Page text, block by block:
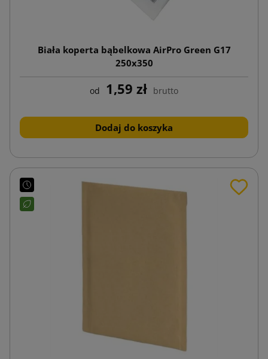
Biała koperta bąbelkowa AirPro Green G17
250x350
od 1,59 zł brutto
Dodaj do koszyka